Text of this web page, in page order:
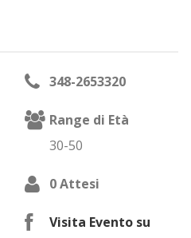
348-2653320
Range di Età
30-50
0 Attesi
Visita Evento su